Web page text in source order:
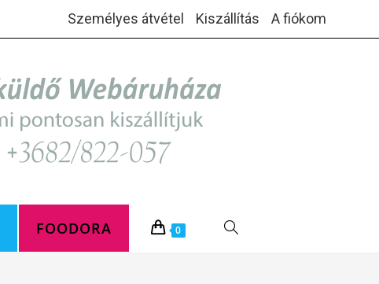
Személyes átvétel Kiszállítás A fiókom
FOODORA 0 TOGGLE